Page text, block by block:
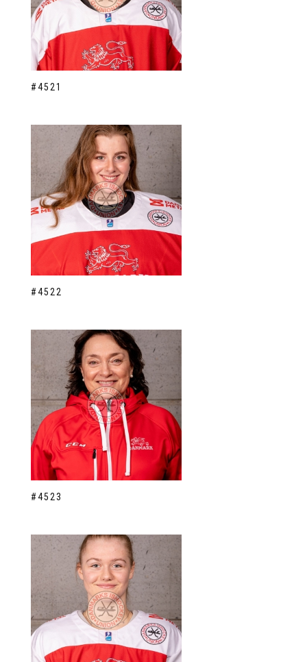
#4521
#4522
#4523